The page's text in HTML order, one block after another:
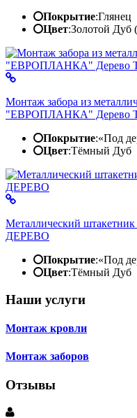
Покрытие:Глянец
Цвет:Золотой Дуб
Монтаж забора из
"ЕВРОПЛАНКА" Дерево
Покрытие:«Под
Цвет:Тёмный Дуб
Металлический
ДЕРЕВО
Покрытие:«Под
Цвет:Тёмный Дуб
Наши услуги
Монтаж кровли
Монтаж заборов
Отзывы